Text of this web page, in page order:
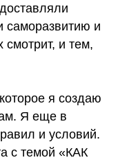
саморазвитию и
смотрит, и тем,
я создаю
Я еще в
и условий.
с темой «КАК